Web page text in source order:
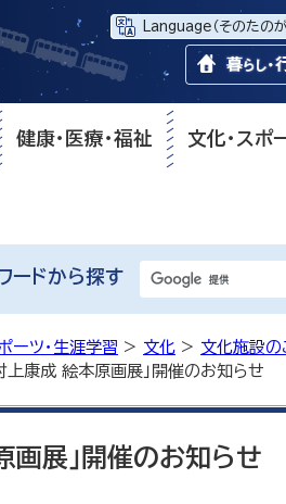
Language （そのたの
健康・医療・福祉 文化・スポ
ードから探す
ーツ・生涯学習 > 文化 > 文化施設の
上康成 絵本原画展」開催のお知らせ
画展」開催のお知らせ